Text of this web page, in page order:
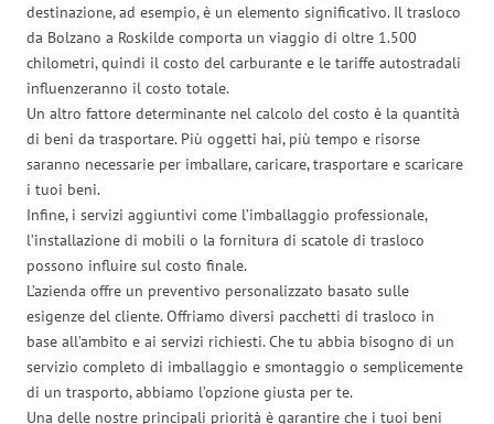
destinazione, ad esempio, è un elemento significativo. Il trasloco
da Bolzano a Roskilde comporta un viaggio di oltre 1.500
chilometri, quindi il costo del carburante e le tariffe autostradali
influenzeranno il costo totale.
Un altro fattore determinante nel calcolo del costo è la quantità
di beni da trasportare. Più oggetti hai, più tempo e risorse
saranno necessarie per imballare, caricare, trasportare e scaricare
i tuoi beni.
Infine, i servizi aggiuntivi come l’imballaggio professionale,
l’installazione di mobili o la fornitura di scatole di trasloco
possono influire sul costo finale.
L’azienda offre un preventivo personalizzato basato sulle
esigenze del cliente. Offriamo diversi pacchetti di trasloco in
base all’ambito e ai servizi richiesti. Che tu abbia bisogno di un
servizio completo di imballaggio e smontaggio o semplicemente
di un trasporto, abbiamo l’opzione giusta per te.
Una delle nostre principali priorità è garantire che i tuoi beni